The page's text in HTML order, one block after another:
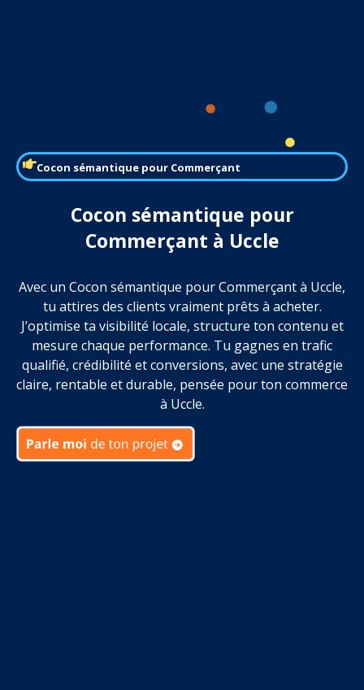
Cocon sémantique pour Commerçant
Cocon sémantique pour
Commerçant à Uccle
Avec un Cocon sémantique pour Commerçant à Uccle,
tu attires des clients vraiment prêts à acheter.
J’optimise ta visibilité locale, structure ton contenu et
mesure chaque performance. Tu gagnes en trafic
qualifié, crédibilité et conversions, avec une stratégie
claire, rentable et durable, pensée pour ton commerce
à Uccle.